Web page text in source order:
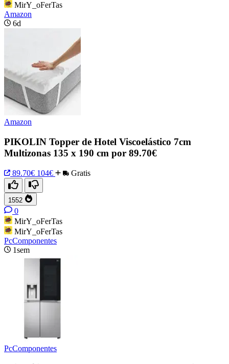
MirY_oFerTas
Amazon
6d
Amazon
PIKOLIN Topper de Hotel Viscoelástico 7cm
Multizonas 135 x 190 cm por 89.70€
89.70€ 104€ Gratis
1552
0
MirY_oFerTas
MirY_oFerTas
PcComponentes
1sem
PcComponentes